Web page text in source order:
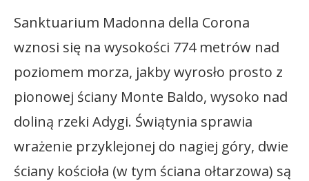
Sanktuarium Madonna della Corona
wznosi się na wysokości 774 metrów nad
poziomem morza, jakby wyrosło prosto z
pionowej ściany Monte Baldo, wysoko nad
doliną rzeki Adygi. Świątynia sprawia
wrażenie przyklejonej do nagiej góry, dwie
ściany kościoła (w tym ściana ołtarzowa) są